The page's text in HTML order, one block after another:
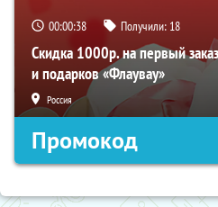
00:00:37 Получили: 18
Скидка 1000р. на первый
и подарков «Флаувау»
Россия
Промокод